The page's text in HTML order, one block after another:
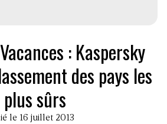
: Kaspersky
des pays les
plus sûrs
le 16 juillet 2013